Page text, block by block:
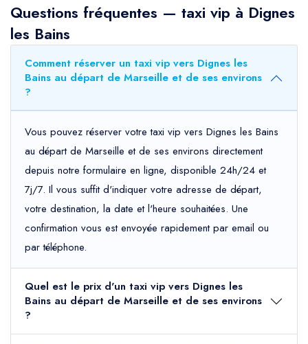
Questions fréquentes — taxi vip à Dignes
les Bains
Comment réserver un taxi vip vers Dignes les
Bains au départ de Marseille et de ses environs
?
Vous pouvez réserver votre taxi vip vers Dignes les Bains
au départ de Marseille et de ses environs directement
depuis notre formulaire en ligne, disponible 24h/24 et
7j/7. Il vous suffit d'indiquer votre adresse de départ,
votre destination, la date et l'heure souhaitées. Une
confirmation vous est envoyée rapidement par email ou
par téléphone.
Quel est le prix d'un taxi vip vers Dignes les
Bains au départ de Marseille et de ses environs
?